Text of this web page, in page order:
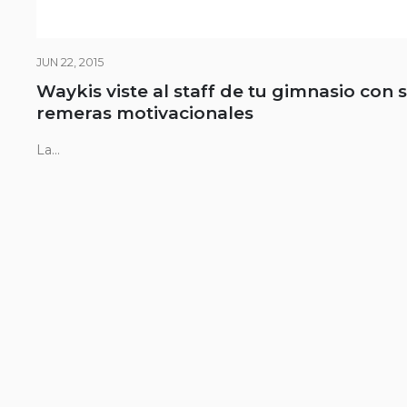
JUN 22, 2015
Waykis viste al staff de tu gimnasio con
remeras motivacionales
La...